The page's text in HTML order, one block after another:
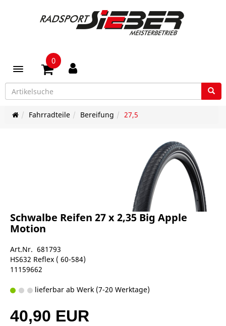
Toggle navigation
0
Fahrradteile Bereifung 27,5
Schwalbe Reifen 27 x 2,35 Big Apple
Motion
Art.Nr. 681793
HS632 Reflex ( 60-584)
11159662
lieferbar ab Werk (7-20 Werktage)
40,90 EUR